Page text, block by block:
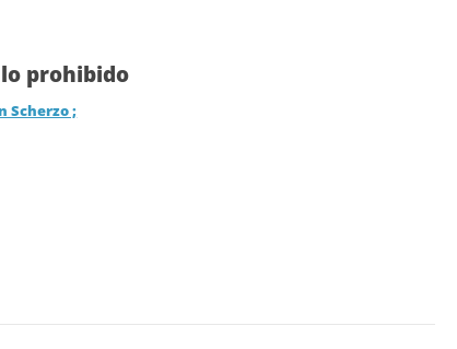
prohibido
Scherzo ;